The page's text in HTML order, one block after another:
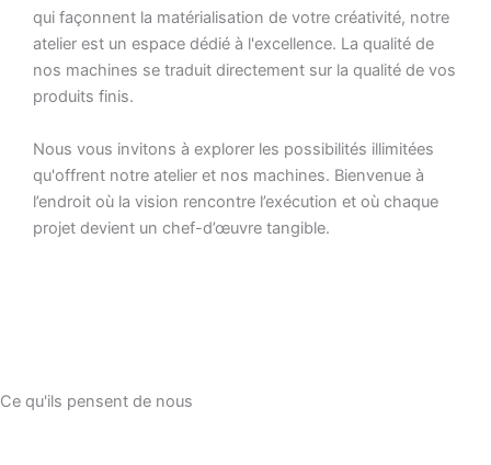
qui façonnent la matérialisation de votre créativité, notre
atelier est un espace dédié à l'excellence. La qualité de
nos machines se traduit directement sur la qualité de vos
produits finis.
Nous vous invitons à explorer les possibilités illimitées
qu'offrent notre atelier et nos machines. Bienvenue à
l’endroit où la vision rencontre l’exécution et où chaque
projet devient un chef-d’œuvre tangible.
Ce qu'ils pensent de nous